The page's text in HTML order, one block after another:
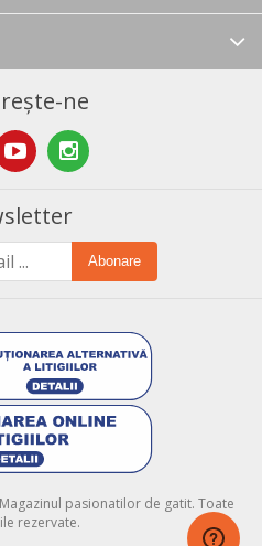
ne
Abonare
pasionatilor de gatit. Toate
rezervate.